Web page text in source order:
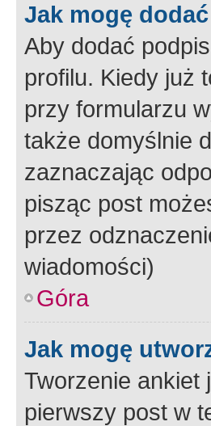
Jak mogę
Aby dodać
profilu. Kiedy już
przy formularzu
także domyślnie
zaznaczając
pisząc post
przez
wiadomości)
Góra
Jak mogę
Tworzenie ankiet
pierwszy post w